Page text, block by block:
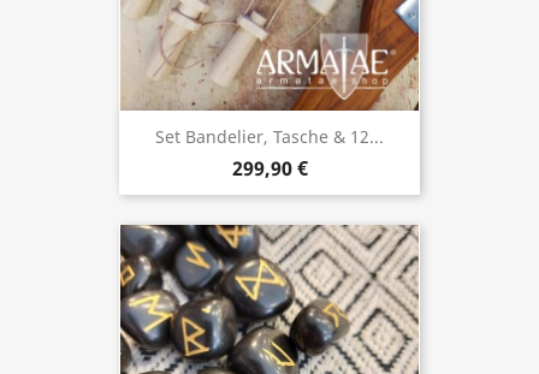
Set Bandelier, Tasche & 12...
299,90 €